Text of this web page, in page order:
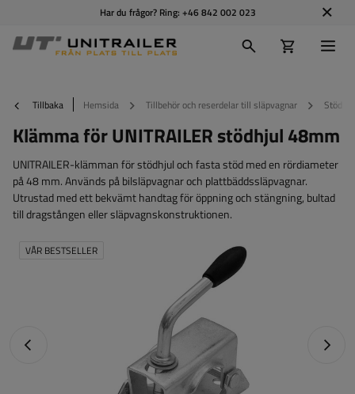
Har du frågor? Ring: +46 842 002 023
Tillbaka Hemsida Tillbehör och reserdelar till släpvagnar
Klämma för UNITRAILER stödhjul 48mm
UNITRAILER-klämman för stödhjul och fasta stöd med en rördiameter
på 48 mm. Används på bilsläpvagnar och plattbäddssläpvagnar.
Utrustad med ett bekvämt handtag för öppning och stängning, bultad
till dragstången eller släpvagnskonstruktionen.
Föregående foto Nästa
VÅR BESTSELLER